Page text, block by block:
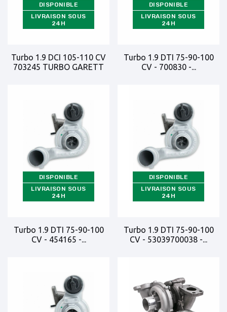
DISPONIBLE
LIVRAISON SOUS
24H
Turbo 1.9 DCI 105-110 CV
703245 TURBO GARETT
DISPONIBLE
LIVRAISON SOUS
24H
Turbo 1.9 DTI 75-90-100
CV - 700830 -...
DISPONIBLE
LIVRAISON SOUS
24H
Turbo 1.9 DTI 75-90-100
CV - 454165 -...
DISPONIBLE
LIVRAISON SOUS
24H
Turbo 1.9 DTI 75-90-100
CV - 53039700038 -...